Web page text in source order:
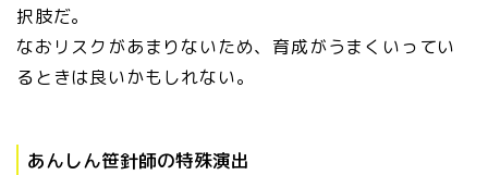
択肢だ。
なおリスクがあまりないため、育成がうまくいってい
るときは良いかもしれない。
あんしん笹針師の特殊演出